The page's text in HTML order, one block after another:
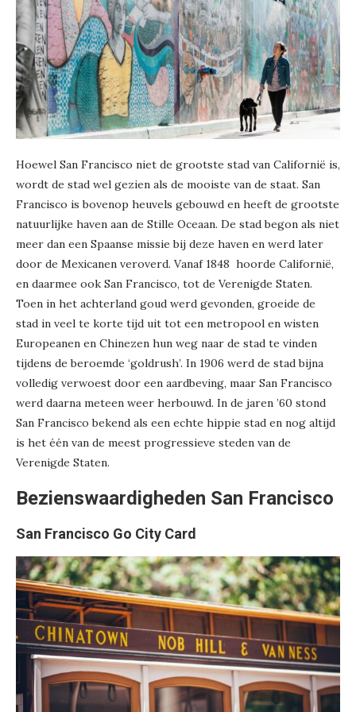
Hoewel San Francisco niet de grootste stad van Californië is,
wordt de stad wel gezien als de mooiste van de staat. San
Francisco is bovenop heuvels gebouwd en heeft de grootste
natuurlijke haven aan de Stille Oceaan. De stad begon als niet
meer dan een Spaanse missie bij deze haven en werd later
door de Mexicanen veroverd. Vanaf 1848 hoorde Californië,
en daarmee ook San Francisco, tot de Verenigde Staten.
Toen in het achterland goud werd gevonden, groeide de
stad in veel te korte tijd uit tot een metropool en wisten
Europeanen en Chinezen hun weg naar de stad te vinden
tijdens de beroemde ‘goldrush’. In 1906 werd de stad bijna
volledig verwoest door een aardbeving, maar San Francisco
werd daarna meteen weer herbouwd. In de jaren ’60 stond
San Francisco bekend als een echte hippie stad en nog altijd
is het één van de meest progressieve steden van de
Verenigde Staten.
Bezienswaardigheden San Francisco
San Francisco Go City Card